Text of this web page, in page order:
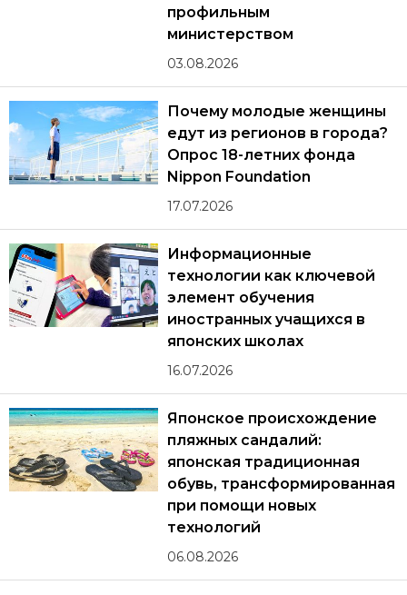
профильным
министерством
03.08.2026
Почему молодые женщины
едут из регионов в города?
Опрос 18-летних фонда
Nippon Foundation
17.07.2026
Информационные
технологии как ключевой
элемент обучения
иностранных учащихся в
японских школах
16.07.2026
Японское происхождение
пляжных сандалий:
японская традиционная
обувь, трансформированная
при помощи новых
технологий
06.08.2026